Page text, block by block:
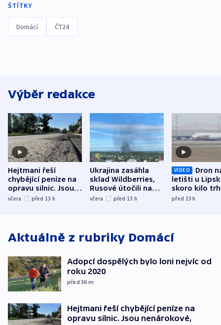
ŠTÍTKY
Domácí ČT24
Výběr redakce
Hejtmani řeší
chybějící peníze na
opravu silnic. Jsou
nenárokové, namítá
včera před 13 h
Ukrajina zasáhla
sklad Wildberries,
Rusové útočili na
trh, hasiče či
včera před 13 h
VIDEO
Dron
letišti u
skoro kilo
indicie
před 13h
Aktuálně z rubriky Domácí
Adopcí dospělých bylo loni nejvíc od
roku 2020
před 36 m
Hejtmani řeší chybějící peníze na
opravu silnic. Jsou nenárokové,